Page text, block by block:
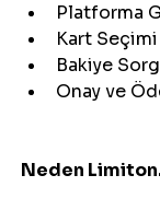
Platforma
Kart Seçimi
Bakiye
Onay ve
Neden